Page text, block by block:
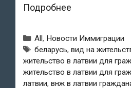
Подробнее
ВНЖ
в
Латвии
Рубрики
All, Новости Иммиграции
Метки
беларусь,вид на
жительство в латвии для
жительство в латвии для
латвии, внж в латвии